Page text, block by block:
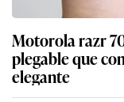
Motorola razr
plegable que
elegante